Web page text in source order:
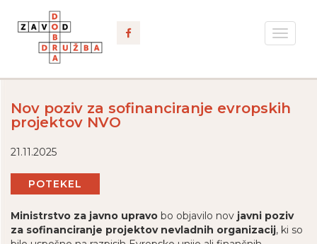
Toggle
Nov poziv za sofinanciranje evropskih
projektov NVO
21.11.2025
POTEKEL
Ministrstvo za javno upravo bo objavilo nov javni poziv
za sofinanciranje projektov nevladnih organizacij, ki so